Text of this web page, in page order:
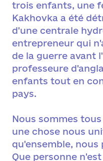
trois enfants, une
Kakhovka a été
d'une centrale
entrepreneur qui
de la guerre avant
professeure
enfants tout en
pays.
Nous sommes
une chose nous
qu'ensemble,
Que personne